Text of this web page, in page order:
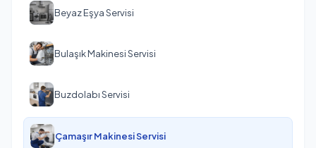
Beyaz Eşya Servisi
Bulaşık Makinesi Servisi
Buzdolabı Servisi
Çamaşır Makinesi Servisi